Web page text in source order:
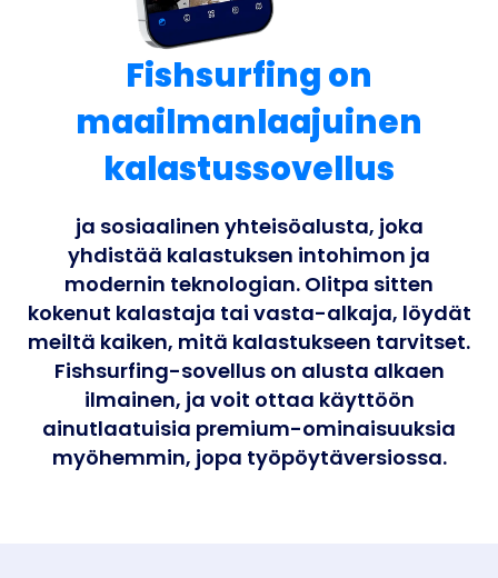
Business
Fishsurfing on
maailmanlaajuinen
kalastussovellus
ja sosiaalinen yhteisöalusta, joka
yhdistää kalastuksen intohimon ja
modernin teknologian. Olitpa sitten
kokenut kalastaja tai vasta-alkaja, löydät
meiltä kaiken, mitä kalastukseen tarvitset.
Fishsurfing-sovellus on alusta alkaen
ilmainen, ja voit ottaa käyttöön
ainutlaatuisia premium-ominaisuuksia
myöhemmin, jopa työpöytäversiossa.